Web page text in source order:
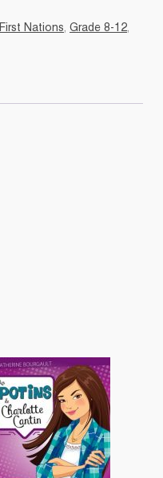
First Nations, Grade 8-12,